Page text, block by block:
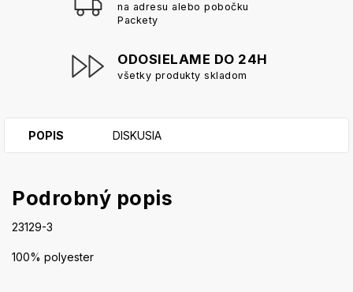
na adresu alebo pobočku
Packety
ODOSIELAME DO 24H
všetky produkty skladom
POPIS DISKUSIA
Podrobný popis
23129-3
100% polyester